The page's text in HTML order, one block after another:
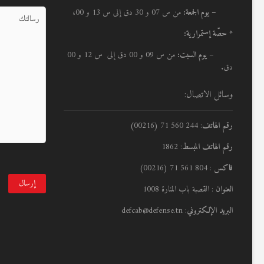
– يوم الجمعة: من س 07 و 30 دق إلى س 13 و 00،
* حصّة إستمرارية:
– يوم السبت:
من س 09 و 00 دق إلى س 12 و 00
دق.
وسائل الاتصال:
رقم الهاتف: 244 560 71 (00216)
رقم الهاتف المبسط: 1862
فاكس : 804 561 71 (00216)
العنوان : القصبة باب المنارة 1008
البريد الإلكتروني: defcab@defense.tn